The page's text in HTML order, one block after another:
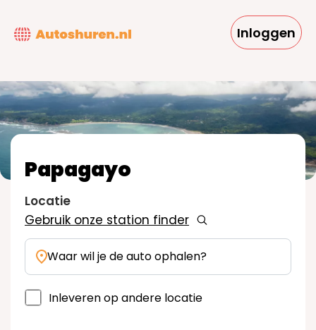
naar
gaan
Inloggen
Papagayo
Gebruik onze station finder
Locatie
Waar wil je de auto ophalen?
Inleveren op andere locatie